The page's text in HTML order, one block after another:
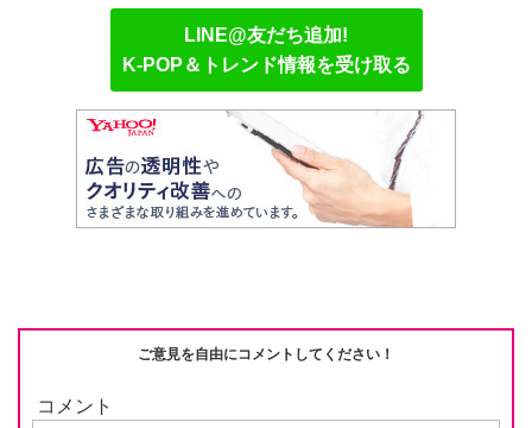
e C
h
at
c
e
b
o
o
k
e
n
a
ail
Li
LINE@友だち追加!
K-POP＆トレンド情報を受け取る
ご意見を自由にコメントしてください！